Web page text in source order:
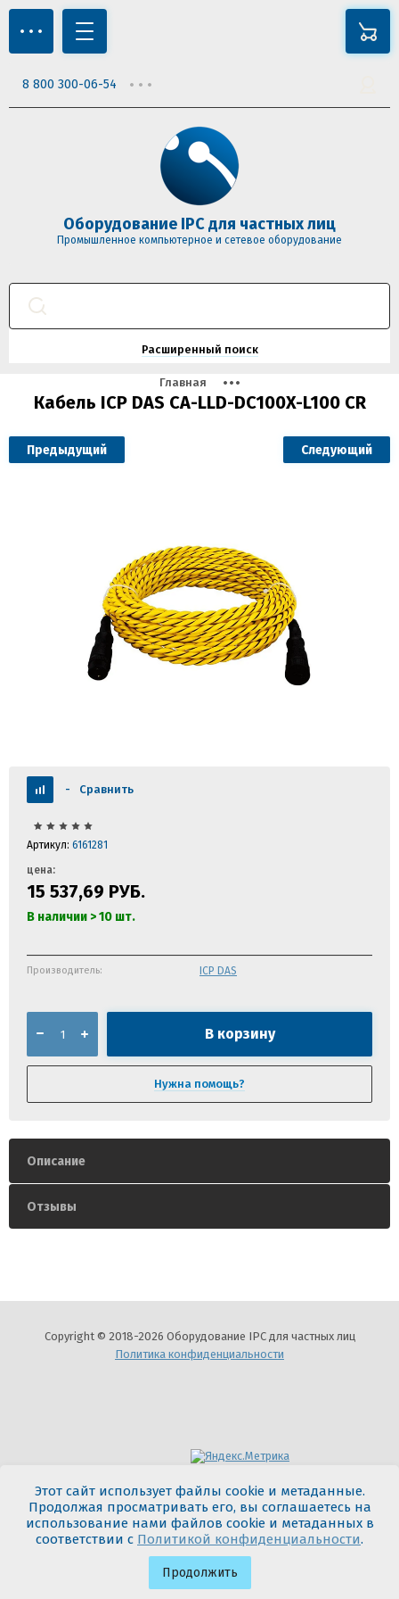
8 800 300-06-54
Оборудование IPC для частных лиц
Промышленное компьютерное и сетевое оборудование
Расширенный поиск
Главная
Кабель ICP DAS CA-LLD-DC100X-L100 CR
Предыдущий Следующий
- Сравнить
Артикул: 6161281
цена:
15 537,69 РУБ.
В наличии > 10 шт.
Производитель: ICP DAS
В корзину
Нужна помощь?
Описание
Отзывы
Copyright © 2018-2026 Оборудование IPC для частных лиц
Политика конфиденциальности
Мегагрупп.ру
Этот сайт использует файлы cookie и метаданные.
Продолжая просматривать его, вы соглашаетесь на
использование нами файлов cookie и метаданных в
соответствии с Политикой конфиденциальности.
Продолжить